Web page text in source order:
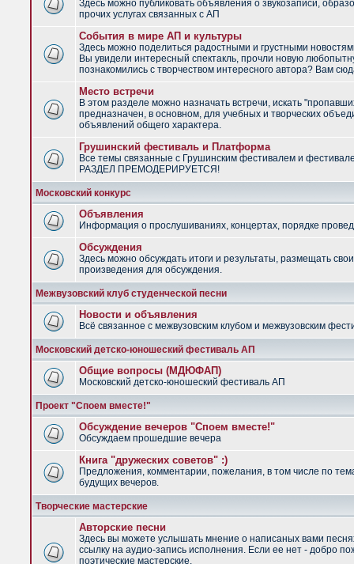
Здесь можно публиковать объявления о звукозаписи,
прочих услугах связанных с АП
События в мире АП и культуры
Здесь можно поделиться радостными и грустными
Вы увидели интересный спектакль, прочли новую
познакомились с творчеством интересного автора? Вам
Место встречи
В этом разделе можно назначать встречи, искать
предназначен, в основном, для учебных и творческих
объявлений общего характера.
Грушинский фестиваль и Платформа
Все темы связанные с Грушинским фестивалем и
РАЗДЕЛ ПРЕМОДЕРИРУЕТСЯ!
Московский конкурс
Объявления
Информация о прослушиваниях, концертах, порядке
Обсуждения
Здесь можно обсуждать итоги и результаты, размещать
произведения для обсуждения.
Межвузовский клуб студенческой песни
Новости и объявления
Всё связанное с межвузовским клубом и межвузовским
Московский детско-юношеский фестиваль АП
Общие вопросы (МДЮФАП)
Московский детско-юношеский фестиваль АП
Проект "Споем вместе!"
Обсуждение вечеров "Споем вместе!"
Обсуждаем прошедшие вечера
Книга "дружеских советов" :)
Предложения, комментарии, пожелания, в том числе по
будущих вечеров.
Творческие мастерские
Авторские песни
Здесь вы можете услышать мнение о написаных вами
ссылку на аудио-запись исполнения. Если ее нет - добро
поэтические мастерские.